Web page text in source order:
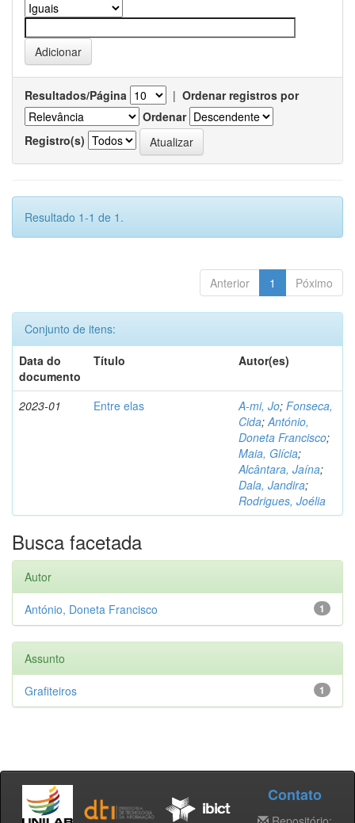
Resultados/Página | Ordenar registros por
Ordenar
Registro(s)
Resultado 1-1 de 1.
Anterior 1 Póximo
Conjunto de itens:
Data do
documento
Título Autor(es)
2023-01 Entre elas A-mi, Jo; Fonseca,
Cida;António,
Doneta Francisco;
Maia, Glícia;
Alcântara, Jaína;
Dala, Jandira;
Rodrigues, Joélia
Busca facetada
Autor
1
António, Doneta Francisco
Assunto
1
Grafiteiros
Contato